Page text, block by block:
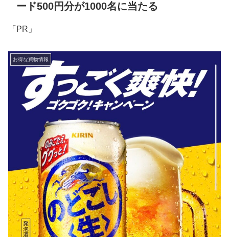
ード500円分が1000名に当たる
「PR」
お得な買物情報